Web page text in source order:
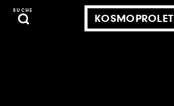
SUCHE
KOSMOPROLET